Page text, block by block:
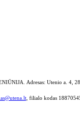
Adresas: Utenio a. 4,
, filialo kodas